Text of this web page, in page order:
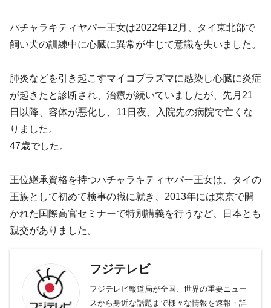
パチャラキティヤパー王女は2022年12月、タイ東北部で
飼い犬の訓練中に心臓に異常が生じて意識を失いました。
肺炎などを引き起こすマイコプラズマに感染し心臓に炎症
が起きたと診断され、治療が続いていましたが、先月21
日以降、容体が悪化し、11日夜、入院先の病院で亡くな
りました。
47歳でした。
王位継承資格を持つパチャラキティヤパー王女は、タイの
王族として初めて検事の職に就き、2013年には東京で開
かれた国際高官セミナーで特別講義を行うなど、日本とも
親交がありました。
フジテレビ
フジテレビ報道局が全国、世界の重要ニュー
スから身近な話題まで様々な情報を速報・詳